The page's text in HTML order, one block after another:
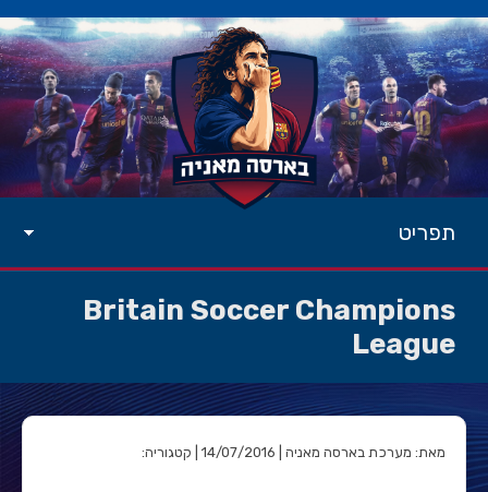
תפריט
Britain Soccer Champions
League
מאת: מערכת בארסה מאניה | 14/07/2016 | קטגוריה: